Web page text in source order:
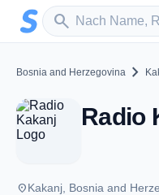
Zum Hauptinhalt springen
search
Sender suchen
Bosnia and Herzegovina chevron_right
placeKakanj, Bosnia and